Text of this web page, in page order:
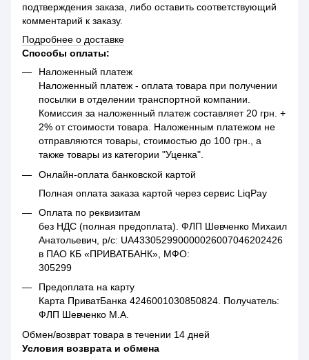
подтверждения заказа, либо оставить соответствующий
комментарий к заказу.
Подробнее о доставке
Способы оплаты:
Наложенный платеж
Наложенный платеж - оплата товара при получении
посылки в отделении транспортной компании.
Комиссия за наложенный платеж составляет 20 грн. +
2% от стоимости товара. Наложенным платежом не
отправляются товары, стоимостью до 100 грн., а
также товары из категории "Уценка".
Онлайн-оплата банковской картой
Полная оплата заказа картой через сервис LiqPay
Оплата по реквизитам
без НДС (полная предоплата). ФЛП Шевченко Михаил
Анатольевич, р/с: UA433052990000026007046202426
в ПАО КБ «ПРИВАТБАНК», МФО:
305299
Предоплата на карту
Карта ПриватБанка 4246001030850824. Получатель:
ФЛП Шевченко М.А.
Обмен/возврат товара в течении 14 дней
Условия возврата и обмена